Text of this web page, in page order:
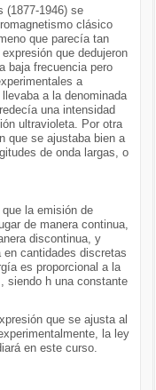
(1877-1946) se
clásico
que parecía tan
que dedujeron
baja frecuencia pero
a
a la denominada
una intensidad
ultravioleta. Por otra
que se ajustaba bien a
de onda largas, o
la emisión de
de manera continua,
discontinua, y
cantidades discretas
es proporcional a la
siendo h una constante
que se ajusta al
la ley
en este curso.